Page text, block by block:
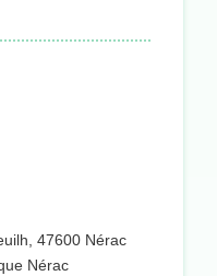
47600 Nérac
Nérac